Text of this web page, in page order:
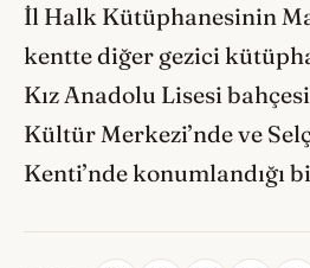
İl Halk Kütüphanesinin
kentte diğer gezici
Kız Anadolu Lisesi
Kültür Merkezi’nde ve
Kenti’nde konumlandığı